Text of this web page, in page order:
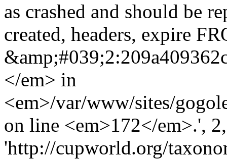
as crashed and should be
created, headers, expire
</em> in
<em>/var/www/sites/
on line <em>172</em>.',
'http://cupworld.org/